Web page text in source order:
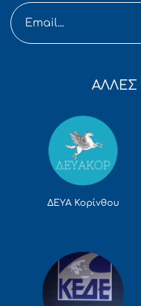
ΑΛΛΕΣ
ΔΕΥΑ Κορίνθου